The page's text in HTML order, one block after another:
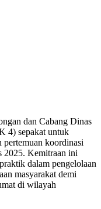
dan Cabang Dinas
4) sepakat untuk
pertemuan koordinasi
2025. Kemitraan ini
dalam pengelolaan
masyarakat demi
di wilayah